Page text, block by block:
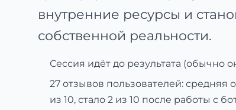
внутренние ресурсы и
собственной реальности.
Сессия идёт до результата (обычно
27 отзывов пользователей: средняя
из 10, стало 2 из 10 после работы с